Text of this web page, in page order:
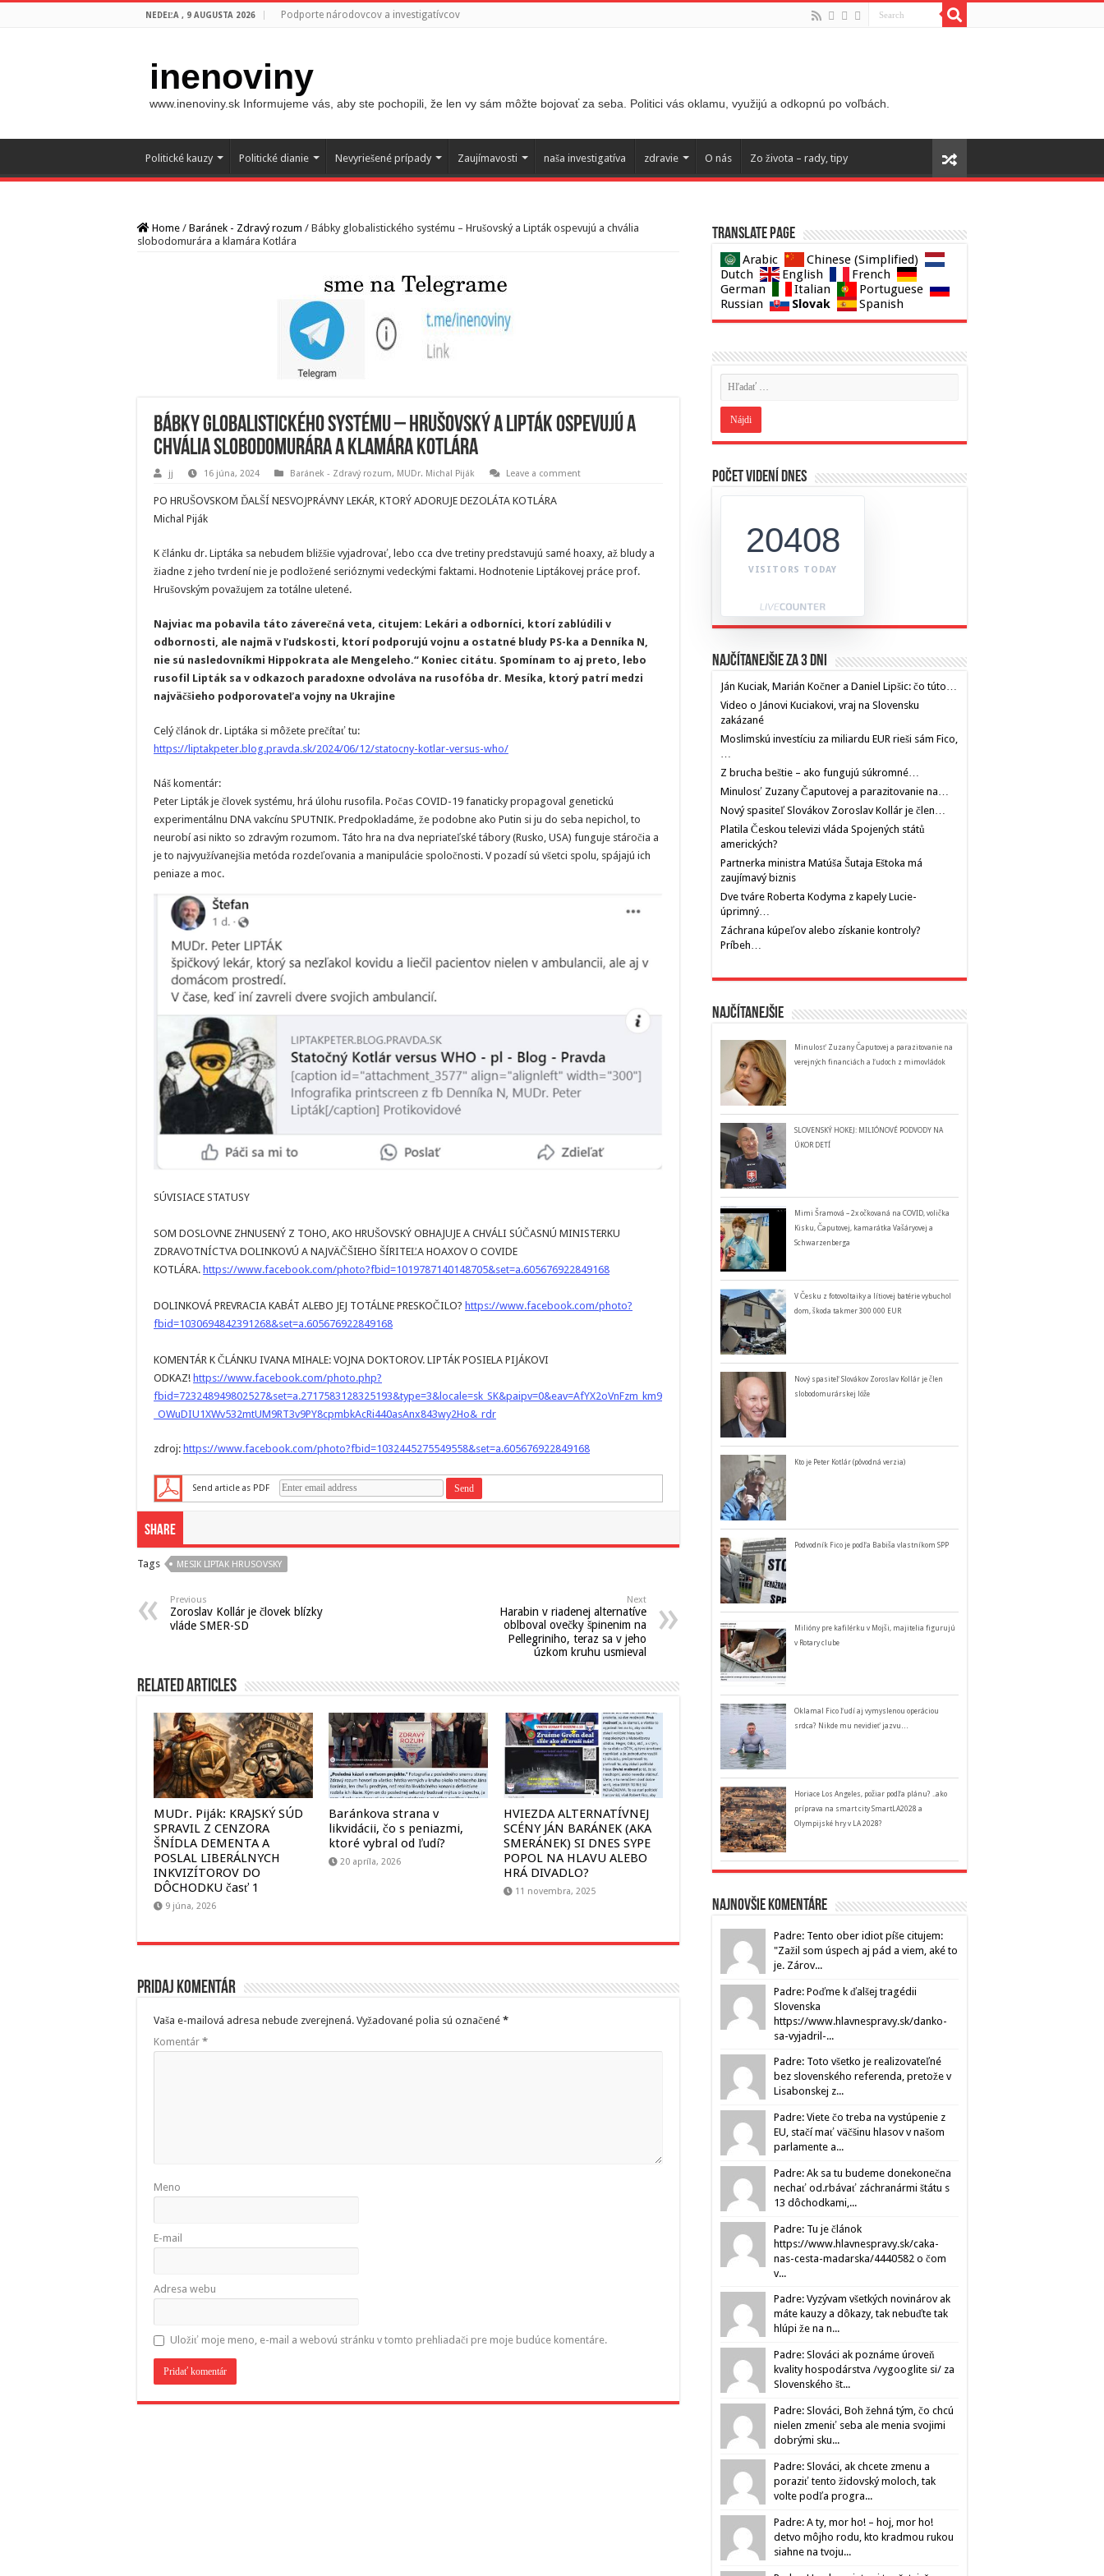
NEDEĽA , 9 AUGUSTA 2026 Podporte národovcov a investigatívcov
inenoviny
www.inenoviny.sk Informujeme vás, aby ste pochopili, že len vy sám môžte bojovať za seba. Politici vás oklamu, využijú a odkopnú po voľbách.
Politické kauzy Politické dianie Nevyriešené prípady Zaujímavosti naša investigatíva zdravie O nás Zo života – rady, tipy
Home / Baránek - Zdravý rozum / Bábky globalistického systému – Hrušovský a Lipták ospevujú a chvália
slobodomurára a klamára Kotlára
Bábky globalistického systému – Hrušovský a Lipták ospevujú a
chvália slobodomurára a klamára Kotlára
jj 16 júna, 2024 Baránek - Zdravý rozum, MUDr. Michal Piják Leave a comment
PO HRUŠOVSKOM ĎALŠÍ NESVOJPRÁVNY LEKÁR, KTORÝ ADORUJE DEZOLÁTA KOTLÁRA
Michal Piják
K článku dr. Liptáka sa nebudem bližšie vyjadrovať, lebo cca dve tretiny predstavujú samé hoaxy, až bludy a
žiadne z jeho tvrdení nie je podložené serióznymi vedeckými faktami. Hodnotenie Liptákovej práce prof.
Hrušovským považujem za totálne uletené.
Najviac ma pobavila táto záverečná veta, citujem: Lekári a odborníci, ktorí zablúdili v
odbornosti, ale najmä v ľudskosti, ktorí podporujú vojnu a ostatné bludy PS-ka a Denníka N,
nie sú nasledovníkmi Hippokrata ale Mengeleho.“ Koniec citátu. Spomínam to aj preto, lebo
rusofil Lipták sa v odkazoch paradoxne odvoláva na rusofóba dr. Mesíka, ktorý patrí medzi
najväčšieho podporovateľa vojny na Ukrajine
Celý článok dr. Liptáka si môžete prečítať tu:
https://liptakpeter.blog.pravda.sk/2024/06/12/statocny-kotlar-versus-who/
Náš komentár:
Peter Lipták je človek systému, hrá úlohu rusofila. Počas COVID-19 fanaticky propagoval genetickú
experimentálnu DNA vakcínu SPUTNIK. Predpokladáme, že podobne ako Putin si ju do seba nepichol, to
neurobí asi nikto so zdravým rozumom. Táto hra na dva nepriateľské tábory (Rusko, USA) funguje stáročia a
je to najvyužívanejšia metóda rozdeľovania a manipulácie spoločnosti. V pozadí sú všetci spolu, spájajú ich
peniaze a moc.
SÚVISIACE STATUSY
SOM DOSLOVNE ZHNUSENÝ Z TOHO, AKO HRUŠOVSKÝ OBHAJUJE A CHVÁLI SÚČASNÚ MINISTERKU
ZDRAVOTNÍCTVA DOLINKOVÚ A NAJVÄČŠIEHO ŠÍRITEĽA HOAXOV O COVIDE
KOTLÁRA. https://www.facebook.com/photo?fbid=1019787140148705&set=a.605676922849168
DOLINKOVÁ PREVRACIA KABÁT ALEBO JEJ TOTÁLNE PRESKOČILO? https://www.facebook.com/photo?
fbid=1030694842391268&set=a.605676922849168
KOMENTÁR K ČLÁNKU IVANA MIHALE: VOJNA DOKTOROV. LIPTÁK POSIELA PIJÁKOVI
ODKAZ! https://www.facebook.com/photo.php?
fbid=723248949802527&set=a.2717583128325193&type=3&locale=sk_SK&paipv=0&eav=AfYX2oVnFzm_km9
_OWuDIU1XWv532mtUM9RT3v9PY8cpmbkAcRi440asAnx843wy2Ho&_rdr
zdroj: https://www.facebook.com/photo?fbid=1032445275549558&set=a.605676922849168
Send article as PDF
Share
Tags MESIK LIPTAK HRUSOVSKY
Previous
Zoroslav Kollár je človek blízky
vláde SMER-SD
Next
Harabin v riadenej alternatíve
oblboval ovečky špinenim na
Pellegriniho, teraz sa v jeho
úzkom kruhu usmieval
Related Articles
MUDr. Piják: KRAJSKÝ SÚD
SPRAVIL Z CENZORA
ŠNÍDLA DEMENTA A
POSLAL LIBERÁLNYCH
INKVIZÍTOROV DO
DÔCHODKU časť 1
9 júna, 2026
Baránkova strana v
likvidácii, čo s peniazmi,
ktoré vybral od ľudí?
20 apríla, 2026
HVIEZDA ALTERNATÍVNEJ
SCÉNY JÁN BARÁNEK (AKA
SMERÁNEK) SI DNES SYPE
POPOL NA HLAVU ALEBO
HRÁ DIVADLO?
11 novembra, 2025
Pridaj komentár
Vaša e-mailová adresa nebude zverejnená. Vyžadované polia sú označené *
Komentár *
Meno
E-mail
Adresa webu
Uložiť moje meno, e-mail a webovú stránku v tomto prehliadači pre moje budúce komentáre.
Translate page
Arabic
Chinese (Simplified)
Dutch
English
French
German
Italian
Portuguese
Russian
Slovak Spanish
Počet videní dnes
20408
VISITORS TODAY
Najčítanejšie za 3 dni
Ján Kuciak, Marián Kočner a Daniel Lipšic: čo túto…
Video o Jánovi Kuciakovi, vraj na Slovensku
zakázané
Moslimskú investíciu za miliardu EUR rieši sám Fico,
…
Z brucha beštie – ako fungujú súkromné…
Minulosť Zuzany Čaputovej a parazitovanie na…
Nový spasiteľ Slovákov Zoroslav Kollár je člen…
Platila Českou televizi vláda Spojených států
amerických?
Partnerka ministra Matúša Šutaja Eštoka má
zaujímavý biznis
Dve tváre Roberta Kodyma z kapely Lucie-
úprimný…
Záchrana kúpeľov alebo získanie kontroly?
Príbeh…
Najčítanejšie
Minulosť Zuzany Čaputovej a parazitovanie na
verejných financiách a ľudoch z mimovládok
SLOVENSKÝ HOKEJ: MILIÓNOVÉ PODVODY NA
ÚKOR DETÍ
Mimi Šramová – 2x očkovaná na COVID, volička
Kisku, Čaputovej, kamarátka Vašáryovej a
Schwarzenberga
V Česku z fotovoltaiky a lítiovej batérie vybuchol
dom, škoda takmer 300 000 EUR
Nový spasiteľ Slovákov Zoroslav Kollár je člen
slobodomurárskej lóže
Kto je Peter Kotlár (pôvodná verzia)
Podvodník Fico je podľa Babiša vlastníkom SPP
Milióny pre kafilérku v Mojši, majitelia figurujú
v Rotary clube
Oklamal Fico ľudí aj vymyslenou operáciou
srdca? Nikde mu nevidieť jazvu…
Horiace Los Angeles, požiar podľa plánu? ..ako
príprava na smart city SmartLA2028 a
Olympijské hry v LA 2028?
Najnovšie komentáre
Padre: Tento ober idiot píše citujem:
"Zažil som úspech aj pád a viem, aké to
je. Zárov...
Padre: Poďme k ďalšej tragédii
Slovenska
https://www.hlavnespravy.sk/danko-
sa-vyjadril-...
Padre: Toto všetko je realizovateľné
bez slovenského referenda, pretože v
Lisabonskej z...
Padre: Viete čo treba na vystúpenie z
EU, stačí mať väčšinu hlasov v našom
parlamente a...
Padre: Ak sa tu budeme donekonečna
nechať od.rbávať záchranármi štátu s
13 dôchodkami,...
Padre: Tu je článok
https://www.hlavnespravy.sk/caka-
nas-cesta-madarska/4440582 o čom
v...
Padre: Vyzývam všetkých novinárov ak
máte kauzy a dôkazy, tak nebuďte tak
hlúpi že na n...
Padre: Slováci ak poznáme úroveň
kvality hospodárstva /vygooglite si/ za
Slovenského št...
Padre: Slováci, Boh žehná tým, čo chcú
nielen zmeniť seba ale menia svojimi
dobrými sku...
Padre: Slováci, ak chcete zmenu a
poraziť tento židovský moloch, tak
volte podľa progra...
Padre: A ty, mor ho! – hoj, mor ho!
detvo môjho rodu, kto kradmou rukou
siahne na tvoju...